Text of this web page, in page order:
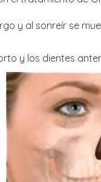
y al sonreír se
y los dientes